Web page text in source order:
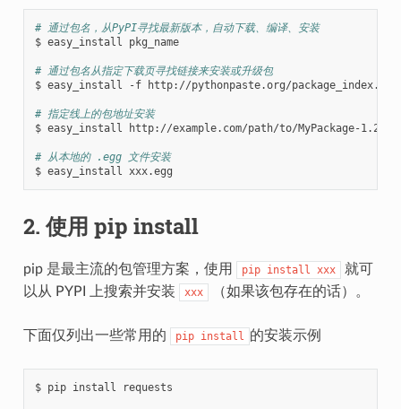
# 通过包名，从PyPI寻找最新版本，自动下载、编译、安装
$ easy_install pkg_name
# 通过包名从指定下载页寻找链接来安装或升级包
$ easy_install -f http://pythonpaste.org/
# 指定线上的包地址安装
$ easy_install http://example.com/path/to/MyPackage-
# 从本地的 .egg 文件安装
2. 使用 pip install
pip 是最主流的包管理方案，使用 pip install xxx
就可
以从 PYPI 上搜索并安装
xxx （如果该包存在的话）。
下面仅列出一些常用的 pip install 的安装示例
$ pip install requests